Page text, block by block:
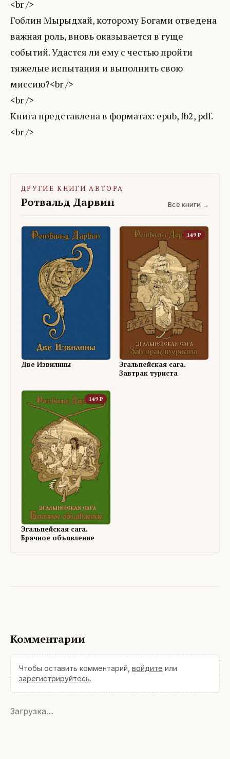
<br />
Гоблин Мырыдхай, которому Богами отведена
важная роль, вновь оказывается в гуще
событий. Удастся ли ему с честью пройти
тяжелые испытания и выполнить свою
миссию?<br />
<br />
Книга представлена в форматах: epub, fb2, pdf.
ДРУГИЕ КНИГИ АВТОРА
Ротвальд Дарвин Все книги →
Две Извилины
149 ₽
Эгальпейская сага.
Завтрак туриста
149 ₽
Эгальпейская сага.
Брачное объявление
Комментарии
Чтобы оставить комментарий, войдите или
зарегистрируйтесь.
Загрузка…